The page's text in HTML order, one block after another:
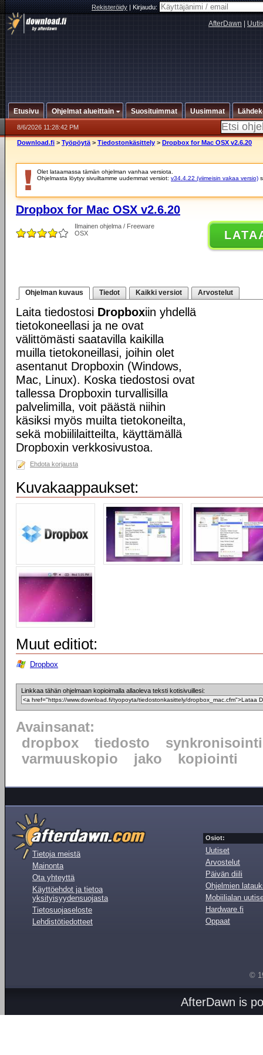
Rekisteröidy|Kirjaudu:
AfterDawn
Etusivu Ohjelmat alueittain Suosituimmat Uusimmat
8/6/2026 11:28:42 PM
Download.fi > Työpöytä > Tiedostonkäsittely > Dropbox for Mac OSX v2.6.20
Olet lataamassa tämän ohjelman vanhaa versiota.
Ohjelmasta löytyy sivuiltamme uudemmat versiot: v34.4.22 (viimeisin vakaa versio)
Dropbox for Mac OSX v2.6.20
Ilmainen ohjelma / Freeware
OSX
Ohjelman kuvaus Tiedot Kaikki versiot Arvostelut
Laita tiedostosi Dropboxiin yhdellä
tietokoneellasi ja ne ovat
välittömästi saatavilla kaikilla
muilla tietokoneillasi, joihin olet
asentanut Dropboxin (Windows,
Mac, Linux). Koska tiedostosi ovat
tallessa Dropboxin turvallisilla
palvelimilla, voit päästä niihin
käsiksi myös muilta tietokoneilta,
sekä mobiililaitteilta, käyttämällä
Dropboxin verkkosivustoa.
Ehdota korjausta
Kuvakaappaukset:
Muut editiot:
Dropbox
Linkkaa tähän ohjelmaan kopioimalla allaoleva teksti kotisivuillesi:
Avainsanat:
dropbox
tiedosto
synkronisointi
varmuuskopio
jako kopiointi
Tietoja meistä
Mainonta
Ota yhteyttä
Käyttöehdot ja tietoa
yksityisyydensuojasta
Tietosuojaseloste
Lehdistötiedotteet
Osiot:
Uutiset
Arvostelut
Päivän diili
Ohjelmien
Mobiilialan
Hardware.fi
Oppaat
©
AfterDawn is